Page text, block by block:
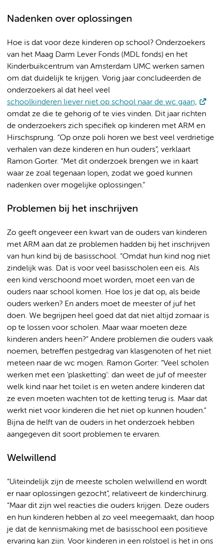
Nadenken over oplossingen
Hoe is dat voor deze kinderen op school? Onderzoekers
van het Maag Darm Lever Fonds (MDL fonds) en het
Kinderbuikcentrum van Amsterdam UMC werken samen
om dat duidelijk te krijgen. Vorig jaar concludeerden de
onderzoekers al dat heel veel
schoolkinderen liever niet op school naar de wc gaan,
omdat ze die te gehorig of te vies vinden. Dit jaar richten
de onderzoekers zich specifiek op kinderen met ARM en
Hirschsprung. “Op onze poli horen we best veel verdrietige
verhalen van deze kinderen en hun ouders”, verklaart
Ramon Gorter. “Met dit onderzoek brengen we in kaart
waar ze zoal tegenaan lopen, zodat we goed kunnen
nadenken over mogelijke oplossingen.”
Problemen bij het inschrijven
Zo geeft ongeveer een kwart van de ouders van kinderen
met ARM aan dat ze problemen hadden bij het inschrijven
van hun kind bij de basisschool. “Omdat hun kind nog niet
zindelijk was. Dat is voor veel basisscholen een eis. Als
een kind verschoond moet worden, moet een van de
ouders naar school komen. Hoe los je dat op, als beide
ouders werken? En anders moet de meester of juf het
doen. We begrijpen heel goed dat dat niet altijd zomaar is
op te lossen voor scholen. Maar waar moeten deze
kinderen anders heen?” Andere problemen die ouders vaak
noemen, betreffen pestgedrag van klasgenoten of het niet
meteen naar de wc mogen. Ramon Gorter: “Veel scholen
werken met een ‘plasketting’: dan weet de juf of meester
welk kind naar het toilet is en weten andere kinderen dat
ze even moeten wachten tot de ketting terug is. Maar dat
werkt niet voor kinderen die het niet op kunnen houden.”
Bijna de helft van de ouders in het onderzoek hebben
aangegeven dit soort problemen te ervaren.
Welwillend
“Uiteindelijk zijn de meeste scholen welwillend en wordt
er naar oplossingen gezocht”, relativeert de kinderchirurg.
“Maar dit zijn wel reacties die ouders krijgen. Deze ouders
en hun kinderen hebben al zo veel meegemaakt, dan hoop
je dat de kennismaking met de basisschool een positieve
ervaring kan zijn. Voor kinderen in een rolstoel is het in ons